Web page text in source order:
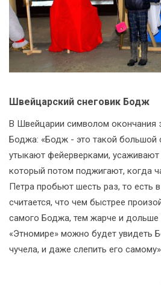
Швейцарский снеговик Бодж
В Швейцарии символом окончания
Боджа: «Бодж - это такой большой
утыкают фейерверками,
который потом поджигают, когда
Петра пробьют шесть раз, то есть
считается, что чем быстрее
самого Боджа, тем жарче и дольше
«Этномире» можно будет увидеть
чучела, и даже слепить его